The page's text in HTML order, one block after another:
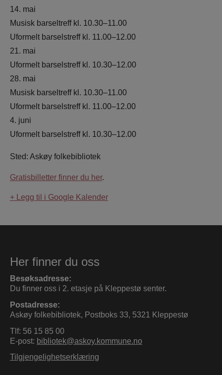
14. mai
Musisk barseltreff kl. 10.30–11.00
Uformelt barselstreff kl. 11.00–12.00
21. mai
Uformelt barselstreff kl. 10.30–12.00
28. mai
Musisk barseltreff kl. 10.30–11.00
Uformelt barselstreff kl. 11.00–12.00
4. juni
Uformelt barselstreff kl. 10.30–12.00
Sted: Askøy folkebibliotek
Gratisbilletter finner du her.
+ Legg til i Google Kalender
Her finner du oss
Besøksadresse:
Du finner oss i 2. etasje på Kleppestø senter.
Postadresse:
Askøy folkebibliotek, Postboks 33, 5321 Kleppestø
Tlf: 56 15 85 00
E-post: bibliotek@askoy.kommune.no
Tilgjengelighetserklæring